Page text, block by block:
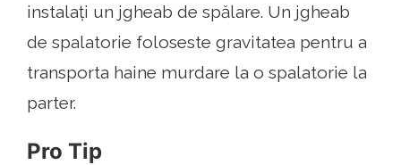
instalați un jgheab de spălare. Un jgheab
de spalatorie foloseste gravitatea pentru a
transporta haine murdare la o spalatorie la
parter.
Pro Tip